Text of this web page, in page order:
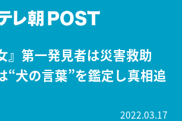
』第一発見者は災害救助
“犬の言葉”を鑑定し真相追
2022.03.17